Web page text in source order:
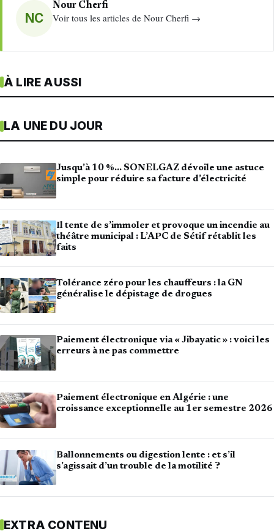
NC
Nour Cherfi
Voir tous les articles de Nour Cherfi →
À LIRE AUSSI
LA UNE DU JOUR
Jusqu’à 10 %… SONELGAZ dévoile une astuce
simple pour réduire sa facture d’électricité
Il tente de s’immoler et provoque un incendie au
théâtre municipal : L’APC de Sétif rétablit les
faits
Tolérance zéro pour les chauffeurs : la GN
généralise le dépistage de drogues
Paiement électronique via « Jibayatic » : voici les
erreurs à ne pas commettre
Paiement électronique en Algérie : une
croissance exceptionnelle au 1er semestre 2026
Ballonnements ou digestion lente : et s’il
s’agissait d’un trouble de la motilité ?
EXTRA CONTENU